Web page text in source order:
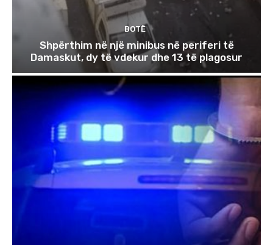
BOTË
Shpërthim në një minibus në periferi të
Damaskut, dy të vdekur dhe 13 të plagosur